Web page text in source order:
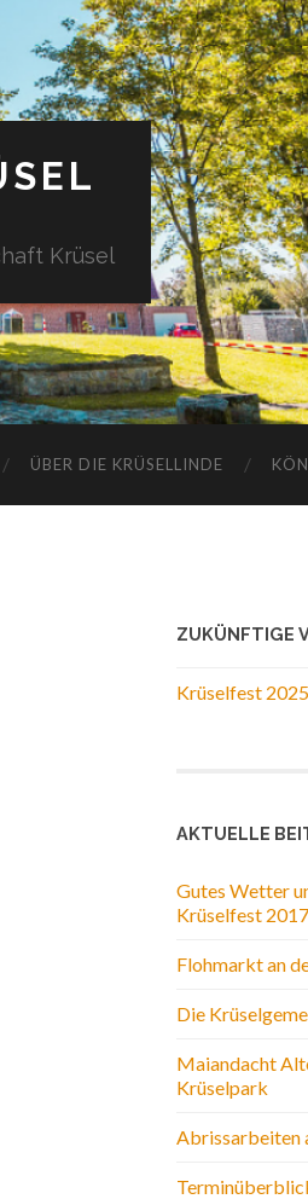
Krüsel
ÜBER DIE KRÜSELLINDE
ZUKÜNFTIGE
Krüselfest
AKTUELLE
Gutes Wetter
Krüselfest 2017
Flohmarkt an
Die
Maiandacht
Krüselpark
Abrissarbeiten